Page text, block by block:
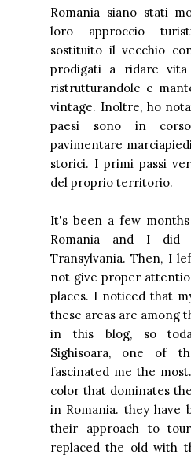
Romania siano stati
loro approccio
sostituito il vecchio
prodigati a ridare vita
ristrutturandole e
vintage. Inoltre, ho
paesi sono in
pavimentare
storici. I primi passi
del proprio territorio.
It's been a few
Romania and I
Transylvania. Then, I
not give proper
places. I noticed that
these areas are among
in this blog, so
Sighisoara, one of
fascinated me the
color that dominates
in Romania. they have
their approach to
replaced the old with